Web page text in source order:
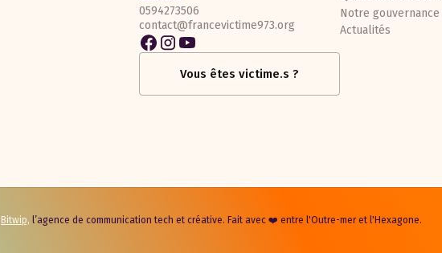
0594273506
contact@francevictime973.org
Vous êtes victime.s ?
Notre gouvernance
Actualités
Bitwip, l’agence de communication tech et créative. Fait avec ❤️ entre l'Outre-mer et l'Hexagone.